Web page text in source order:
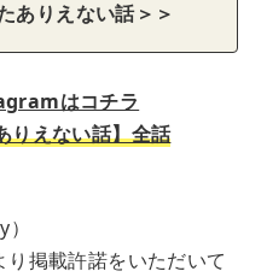
ありえない話＞＞
はコチラ
りえない話】全話
掲載許諾をいただいて